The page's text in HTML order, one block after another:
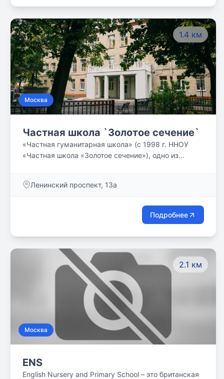
резидентом «Сколково».
1.4 км
Москва
Частная школа `Золотое сечение`
«Частная гуманитарная школа» (с 1998 г. ННОУ
«Частная школа «Золотое сечение»), одно из
Ленинский проспект, 13а
Подробнее
2.1 км
Москва
ENS
English Nursery and Primary School – это британская